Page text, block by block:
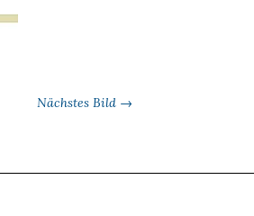
Nächstes Bild →